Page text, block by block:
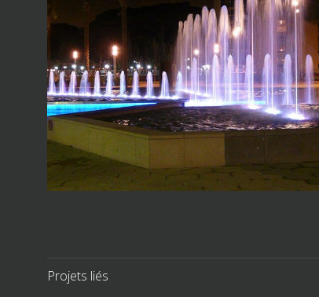
Projets liés